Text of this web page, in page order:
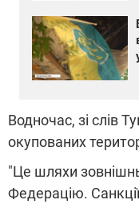
Водночас, зі слів
окупованих
"Це шляхи
Федерацію.